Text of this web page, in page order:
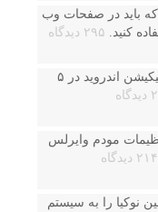
که باید در صفحات وب
کنید. ۲۹۵ دیدگاه
ساخت اپلیکیشن اندروید در ۵
مودم وایرلس
۲۱۴ دیدگاه
نوکیا را به سیستم